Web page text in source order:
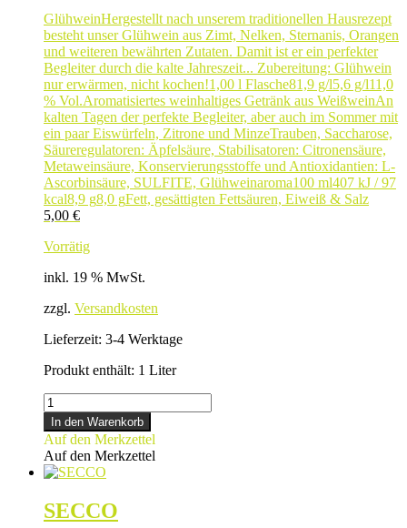
GlühweinHergestellt nach unserem traditionellen Hausrezept
besteht unser Glühwein aus Zimt, Nelken, Sternanis, Orangen
und weiteren bewährten Zutaten. Damit ist er ein perfekter
Begleiter durch die kalte Jahreszeit... Zubereitung: Glühwein
nur erwärmen, nicht kochen!1,00 l Flasche81,9 g/l5,6 g/l11,0
% Vol.Aromatisiertes weinhaltiges Getränk aus WeißweinAn
kalten Tagen der perfekte Begleiter, aber auch im Sommer mit
ein paar Eiswürfeln, Zitrone und MinzeTrauben, Saccharose,
Säureregulatoren: Äpfelsäure, Stabilisatoren: Citronensäure,
Metaweinsäure, Konservierungsstoffe und Antioxidantien: L-
Ascorbinsäure, SULFITE, Glühweinaroma100 ml407 kJ / 97
kcal8,9 g8,0 gFett, gesättigten Fettsäuren, Eiweiß & Salz
5,00 €
Vorrätig
inkl. 19 % MwSt.
zzgl. Versandkosten
Lieferzeit: 3-4 Werktage
Produkt enthält: 1 Liter
GLÜHWEIN
Menge
In den Warenkorb
Auf den Merkzettel
Auf den Merkzettel
SECCO